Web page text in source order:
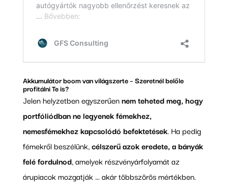
Akkumulátor boom van világszerte – Szeretnél belőle
profitálni Te is?
Jelen helyzetben egyszerűennem teheted meg, hogy
portfóliódban ne legyenek fémekhez,
nemesfémekhez kapcsolódó befektetések. Ha pedig
fémekről beszélünk,célszerű azok eredete, a bányák
felé fordulnod, amelyek részvényárfolyamát az
árupiacok mozgatják … akár többszörös mértékben.